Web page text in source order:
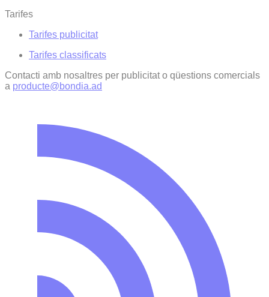
Tarifes
Tarifes publicitat
Tarifes classificats
Contacti amb nosaltres per publicitat o qüestions comercials
a producte@bondia.ad